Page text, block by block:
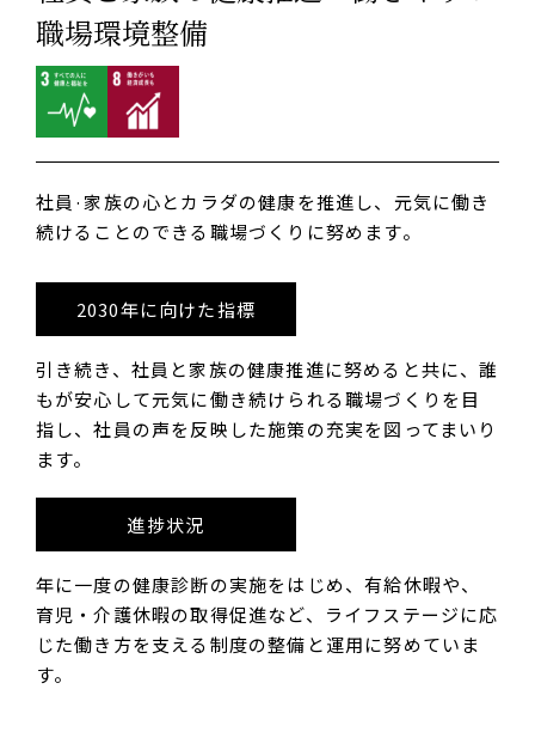
職場環境整備
社員·家族の心とカラダの健康を推進し、元気に働き
続けることのできる職場づくりに努めます。
2030年に向けた指標
引き続き、社員と家族の健康推進に努めると共に、誰
もが安心して元気に働き続けられる職場づくりを目
指し、社員の声を反映した施策の充実を図ってまいり
ます。
進捗状況
年に一度の健康診断の実施をはじめ、有給休暇や、
育児・介護休暇の取得促進など、ライフステージに応
じた働き方を支える制度の整備と運用に努めていま
す。